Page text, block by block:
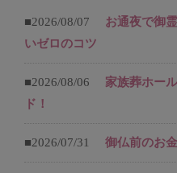
■2026/08/07
お通夜で御
いゼロのコツ
■2026/08/06
家族葬ホー
ド！
■2026/07/31 御仏前のお